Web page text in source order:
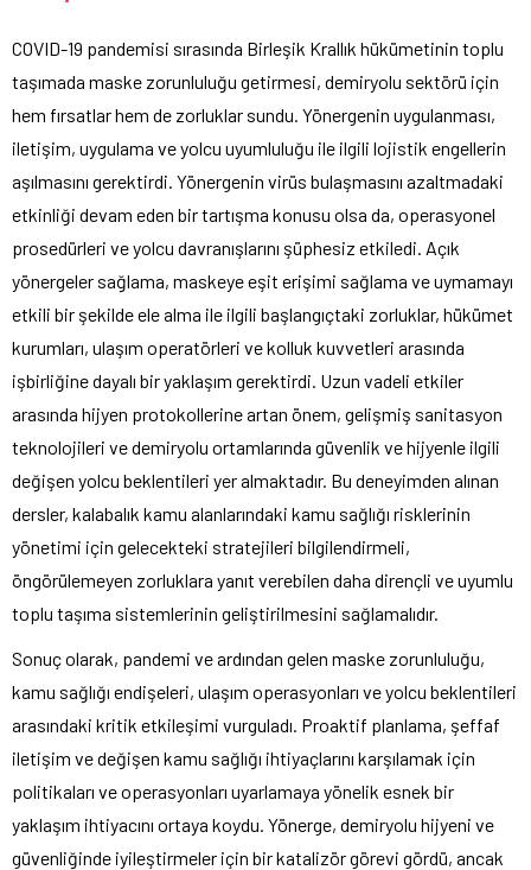
COVID-19 pandemisi sırasında Birleşik Krallık hükümetinin toplu
taşımada maske zorunluluğu getirmesi, demiryolu sektörü için
hem fırsatlar hem de zorluklar sundu. Yönergenin uygulanması,
iletişim, uygulama ve yolcu uyumluluğu ile ilgili lojistik engellerin
aşılmasını gerektirdi. Yönergenin virüs bulaşmasını azaltmadaki
etkinliği devam eden bir tartışma konusu olsa da, operasyonel
prosedürleri ve yolcu davranışlarını şüphesiz etkiledi. Açık
yönergeler sağlama, maskeye eşit erişimi sağlama ve uymamayı
etkili bir şekilde ele alma ile ilgili başlangıçtaki zorluklar, hükümet
kurumları, ulaşım operatörleri ve kolluk kuvvetleri arasında
işbirliğine dayalı bir yaklaşım gerektirdi. Uzun vadeli etkiler
arasında hijyen protokollerine artan önem, gelişmiş sanitasyon
teknolojileri ve demiryolu ortamlarında güvenlik ve hijyenle ilgili
değişen yolcu beklentileri yer almaktadır. Bu deneyimden alınan
dersler, kalabalık kamu alanlarındaki kamu sağlığı risklerinin
yönetimi için gelecekteki stratejileri bilgilendirmeli,
öngörülemeyen zorluklara yanıt verebilen daha dirençli ve uyumlu
toplu taşıma sistemlerinin geliştirilmesini sağlamalıdır.
Sonuç olarak, pandemi ve ardından gelen maske zorunluluğu,
kamu sağlığı endişeleri, ulaşım operasyonları ve yolcu beklentileri
arasındaki kritik etkileşimi vurguladı. Proaktif planlama, şeffaf
iletişim ve değişen kamu sağlığı ihtiyaçlarını karşılamak için
politikaları ve operasyonları uyarlamaya yönelik esnek bir
yaklaşım ihtiyacını ortaya koydu. Yönerge, demiryolu hijyeni ve
güvenliğinde iyileştirmeler için bir katalizör görevi gördü, ancak